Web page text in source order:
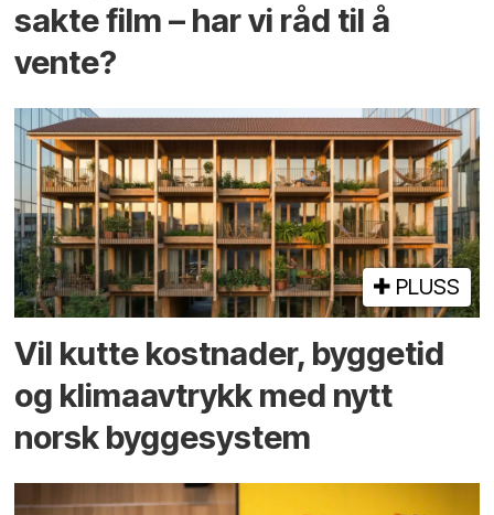
sakte film – har vi råd til å
vente?
PLUSS
Vil kutte kostnader, byggetid
og klima­avtrykk med nytt
norsk bygge­system